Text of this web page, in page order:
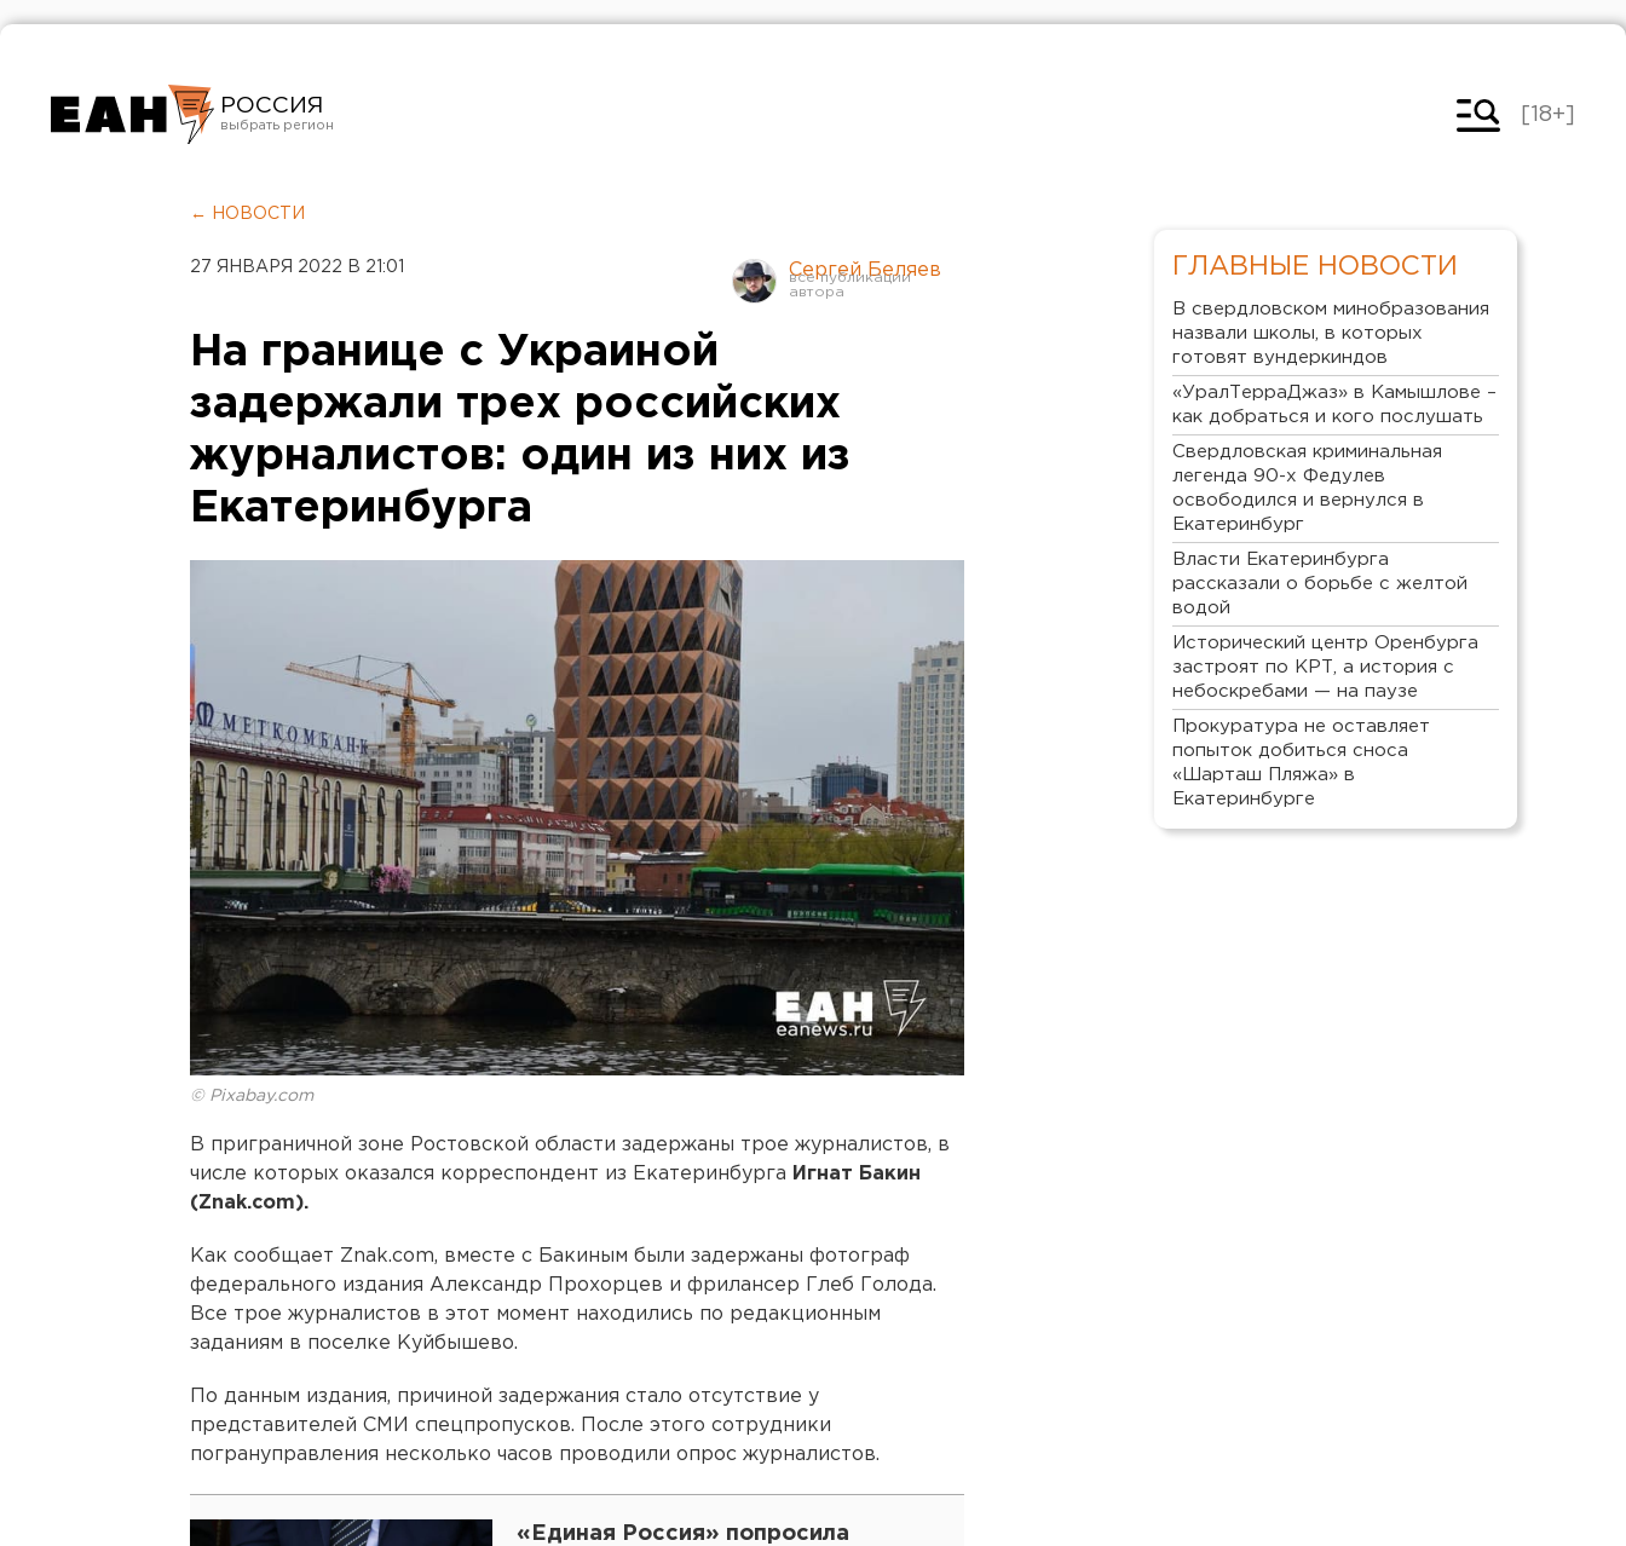
РОССИЯ
Челябинск
[18+]
← НОВОСТИ
27 ЯНВАРЯ 2022 В 21:01 Сергей Беляев
На границе с Украиной
задержали трех российских
журналистов: один из них из
Екатеринбурга
© Pixabay.com
В приграничной зоне Ростовской области задержаны трое журналистов, в
числе которых оказался корреспондент из Екатеринбурга Игнат Бакин
(Znak.com).
Как сообщает Znak.com, вместе с Бакиным были задержаны фотограф
федерального издания Александр Прохорцев и фрилансер Глеб Голода.
Все трое журналистов в этот момент находились по редакционным
заданиям в поселке Куйбышево.
По данным издания, причиной задержания стало отсутствие у
представителей СМИ спецпропусков. После этого сотрудники
погрануправления несколько часов проводили опрос журналистов.
«Единая Россия» попросила
ГЛАВНЫЕ НОВОСТИ
В свердловском минобразования
назвали школы, в которых
готовят вундеркиндов
«УралТерраДжаз» в Камышлове –
как добраться и кого послушать
Свердловская криминальная
легенда 90-х Федулев
освободился и вернулся в
Екатеринбург
Власти Екатеринбурга
рассказали о борьбе с желтой
водой
Исторический центр Оренбурга
застроят по КРТ, а история с
небоскребами — на паузе
Прокуратура не оставляет
попыток добиться сноса
«Шарташ Пляжа» в
Екатеринбурге